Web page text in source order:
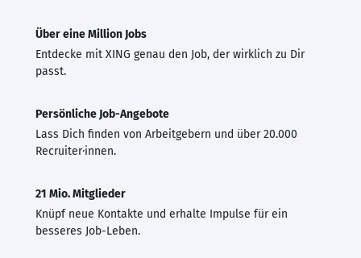
Über eine Million Jobs
Entdecke mit XING genau den Job, der wirklich zu Dir
passt.
Persönliche Job-Angebote
Lass Dich finden von Arbeitgebern und über 20.000
Recruiter·innen.
21 Mio. Mitglieder
Knüpf neue Kontakte und erhalte Impulse für ein
besseres Job-Leben.